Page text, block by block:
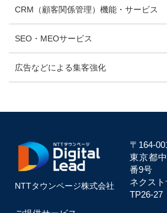
CRM（顧客関係管理）機能・サービス
SEO・MEOサービス
広告などによる集客強化
NTTタウンページ株式会社
〒164-
東京都
番9号
ネクス
TP26-27